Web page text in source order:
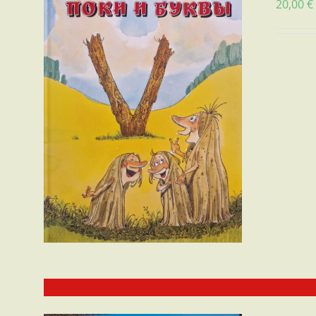
20,00€